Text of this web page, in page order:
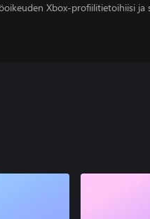
Xbox-profiilitietoihiisi